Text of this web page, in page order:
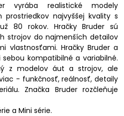
vyrába realistické modely
najvyššej kvality s
80 rokov. Hračky Bruder sú
strojov do najmenších detailov
vlastnosťami. Hračky Bruder a
kompatibilné a variabilné.
z modelov áut a strojov, ale
- funkčnosť, reálnosť, detaily
Značka Bruder rozčleňuje
a Mini série.